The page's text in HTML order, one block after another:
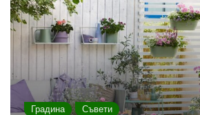
Градина Съвети